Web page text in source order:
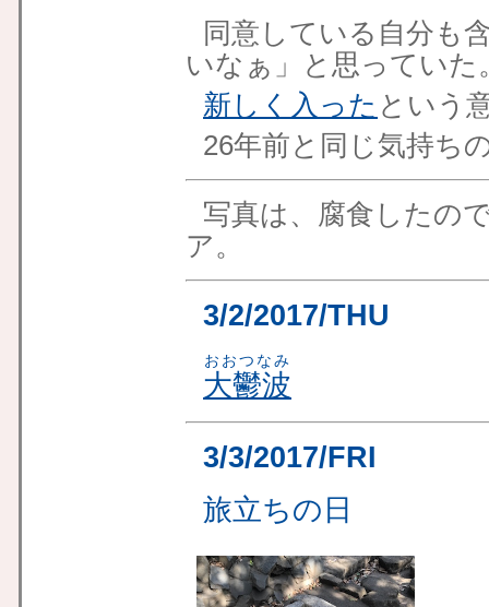
同意している自分も
いなぁ」と思っていた
新しく入った という
26年前と同じ気持ち
写真は、腐食したの
ア。
3/2/2017/THU
大鬱波
おおつなみ
3/3/2017/FRI
旅立ちの日